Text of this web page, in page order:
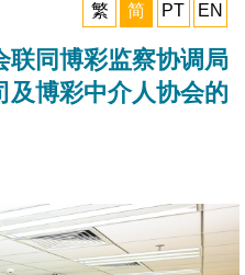
繁
简 PT EN
联同博彩监察协调局
及博彩中介人协会的